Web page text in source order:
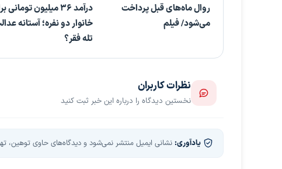
روال ماه‌های قبل پرداخت
می‌شود/ فیلم
درآمد ۳۶ میلیون تومانی
خانوار دو نفره؛ آستانه
تله فقر؟
نظرات کاربران
نخستین دیدگاه را درباره این خبر ثبت کنید
یادآوری: نشانی ایمیل منتشر نمی‌شود و دیدگاه‌های حاوی توهین،